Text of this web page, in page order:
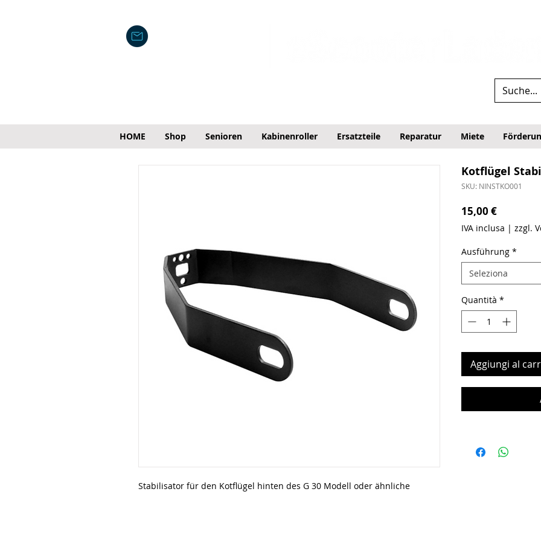
HOME Shop Senioren Kabinenroller Ersatzteile Reparatur Miete
Stabilisator für den Kotflügel hinten des G 30 Modell oder ähnliche
Kotflügel
SKU: NINSTKO001
15,00 €Prezzo
IVA inclusa | zzgl.
Ausführung *
Seleziona
Quantità *
Aggiungi al